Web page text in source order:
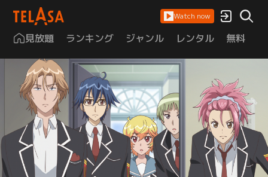
Watch now
見放題 ランキング ジャンル レンタル 無料